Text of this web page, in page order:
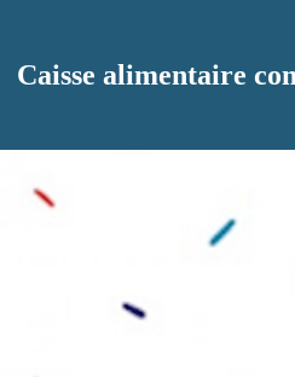
Caisse alimentaire